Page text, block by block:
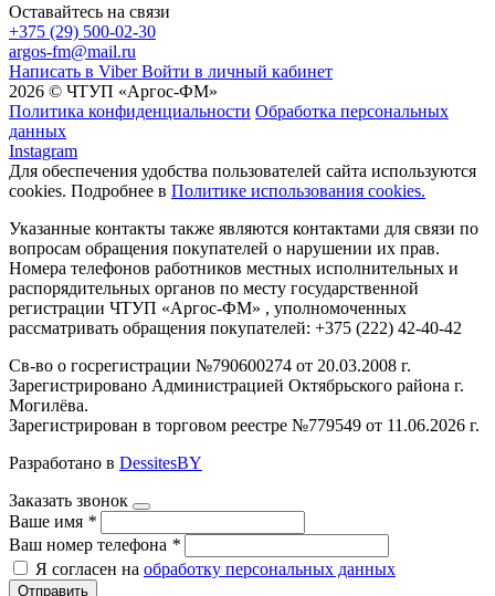
Оставайтесь на связи
+375 (29) 500-02-30
argos-fm@mail.ru
Написать в Viber Войти в личный кабинет
2026 © ЧТУП «Аргос-ФМ»
Политика конфиденциальности Обработка персональных
данных
Instagram
Для обеспечения удобства пользователей сайта используются
cookies. Подробнее в Политике использования cookies.
Указанные контакты также являются контактами для связи по
вопросам обращения покупателей о нарушении их прав.
Номера телефонов работников местных исполнительных и
распорядительных органов по месту государственной
регистрации ЧТУП «Аргос-ФМ» , уполномоченных
рассматривать обращения покупателей: +375 (222) 42-40-42
Св-во о госрегистрации №790600274 от 20.03.2008 г.
Зарегистрировано Администрацией Октябрьского района г.
Могилёва.
Зарегистрирован в торговом реестре №779549 от 11.06.2026 г.
Разработано в DessitesBY
Заказать звонок
Ваше имя *
Ваш номер телефона *
Я согласен на обработку персональных данных
Отправить